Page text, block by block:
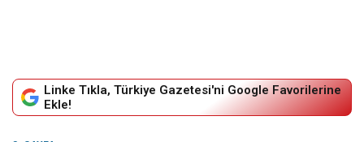
Linke Tıkla, Türkiye Gazetesi'ni Google Favorilerine
Ekle!